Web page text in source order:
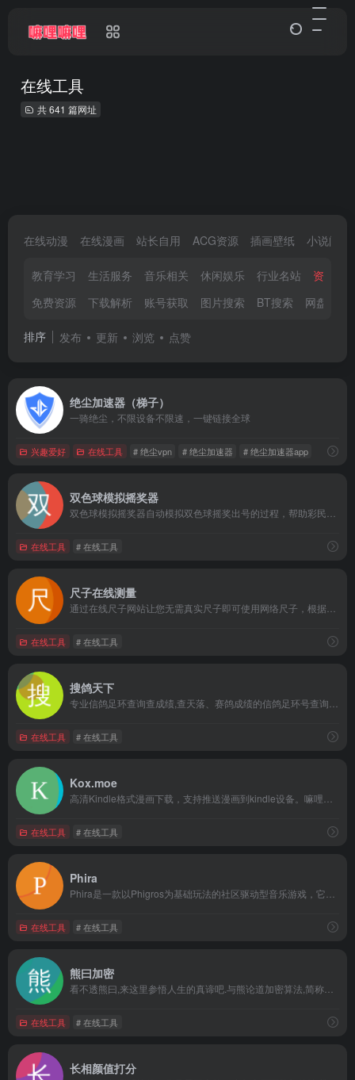
在线工具
共 641 篇网址
在线动漫 在线漫画 站长自用 ACG资源 插画壁纸 小说阅读
教育学习 生活服务 音乐相关 休闲娱乐 行业名站
资源网
免费资源
下载解析 账号获取 图片搜索 BT搜索 网盘搜索
排序 发布 更新 浏览 点赞
绝尘加速器（梯子）
一骑绝尘，不限设备不限速，一键链接全球
兴趣爱好 在线工具 # 绝尘vpn # 绝尘加速器 # 绝尘加速器app
双色球模拟摇奖器
在线工具 # 在线工具
尺子在线测量
在线工具 # 在线工具
搜鸽天下
在线工具 # 在线工具
Kox.moe
在线工具 # 在线工具
Phira
在线工具 # 在线工具
熊曰加密
在线工具 # 在线工具
长相颜值打分